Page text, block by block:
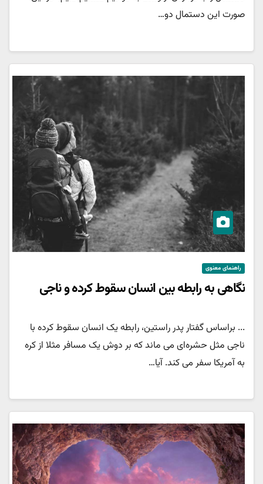
صورت این دستمال دو…
راهنمای معنوی
نگاهی به رابطه بین انسان سقوط کرده و ناجی
... براساس گفتار پدر راستین، رابطه یک انسان سقوط کرده با
ناجی مثل حشره‌ای می ماند که بر دوش یک مسافر مثلا از کره
به آمریکا سفر می کند. آیا…